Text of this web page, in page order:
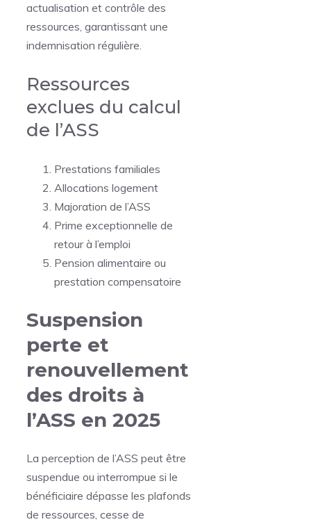
actualisation et contrôle des
ressources, garantissant une
indemnisation régulière.
Ressources
exclues du calcul
de l’ASS
Prestations familiales
Allocations logement
Majoration de l’ASS
Prime exceptionnelle de
retour à l’emploi
Pension alimentaire ou
prestation compensatoire
Suspension
perte et
renouvellement
des droits à
l’ASS en 2025
La perception de l’ASS peut être
suspendue ou interrompue si le
bénéficiaire dépasse les plafonds
de ressources, cesse de